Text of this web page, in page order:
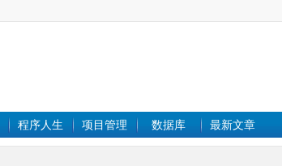
程序人生 项目管理 数据库 最新文章